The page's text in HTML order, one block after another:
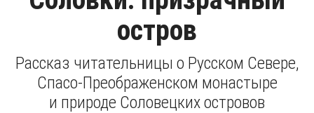
остров
Рассказ читательницы о Русском Севере,
Спасо-Преображенском монастыре
и природе Соловецких островов